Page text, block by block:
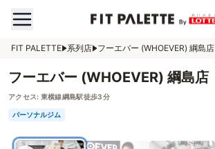
FIT PALETTE 系列店 フーエバー (WHOEVER) 綱島店
フーエバー (WHOEVER) 綱島店
アクセス: 東横線綱島駅徒歩3分
パーソナルジム